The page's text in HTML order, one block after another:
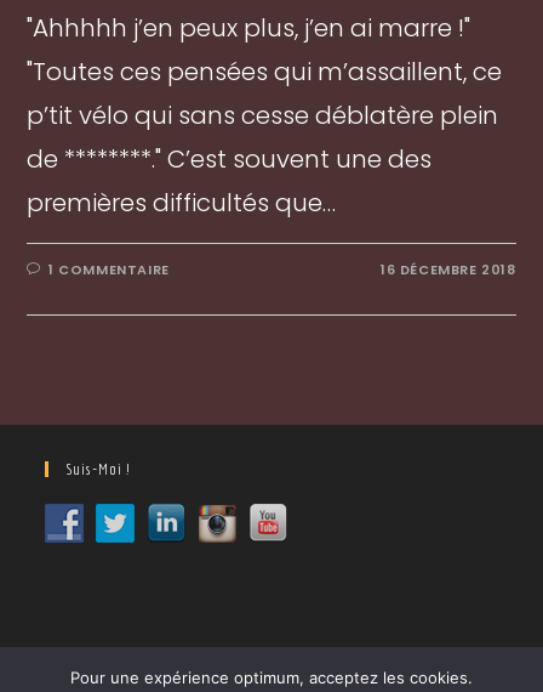
"Ahhhhh j’en peux plus, j’en ai marre !"
"Toutes ces pensées qui m’assaillent, ce
p’tit vélo qui sans cesse déblatère plein
de ********." C’est souvent une des
premières difficultés que…
1 COMMENTAIRE 16 DÉCEMBRE 2018
Suis-Moi !
Pour une expérience optimum, acceptez les cookies.